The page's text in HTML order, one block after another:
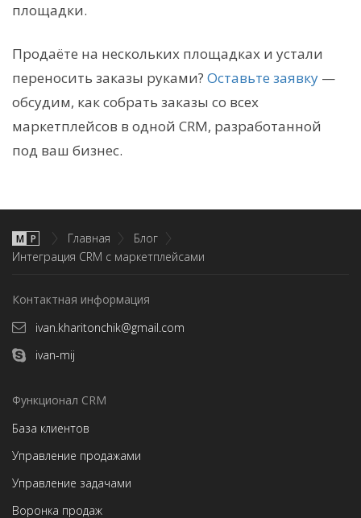
площадки.
Продаёте на нескольких площадках и устали
переносить заказы руками? Оставьте заявку —
обсудим, как собрать заказы со всех
маркетплейсов в одной CRM, разработанной
под ваш бизнес.
М P Главная
Блог
Интеграция CRM с маркетплейсами
Контактная информация
ivan.kharitonchik@gmail.com
ivan-mij
Функционал CRM
База клиентов
Управление продажами
Управление задачами
Воронка продаж